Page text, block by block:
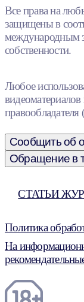
Все права на
защищены в
международным
собственности.
Любое
Сообщить об
Обращение в
СТАТЬИ
Политика
На